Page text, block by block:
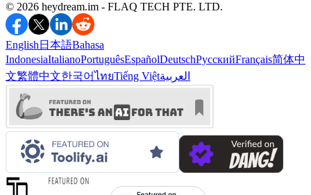
©️ 2026 heydream.im - FLAQ TECH PTE. LTD.
English 日本語Bahasa
IndonesiaItalianoPortuguêsEspañolDeutschРусскийFrançais简体中
文繁體中文한국어ไทยTiếng Việtالعربية